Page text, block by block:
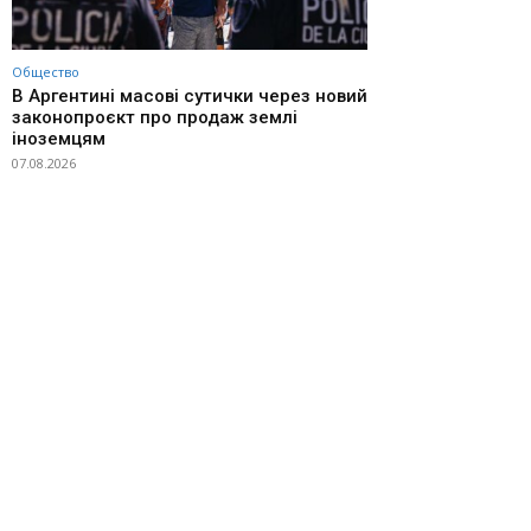
Общество
В Аргентині масові сутички через новий
законопроєкт про продаж землі
іноземцям
07.08.2026